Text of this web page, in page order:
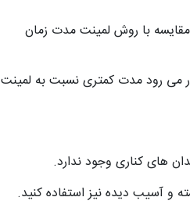
مقایسه با روش لمینت مدت زمان
می رود مدت کمتری نسبت به لمینت
های کناری وجود ندارد.
و آسیب دیده نیز استفاده کنید.